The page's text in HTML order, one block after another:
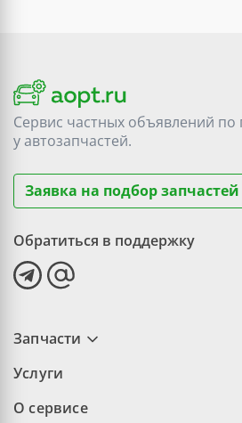
Сервис частных объявлений по
уавтозапчастей.
Заявка на подбор запчастей
Обратиться в поддержку
Запчасти
Услуги
О сервисе